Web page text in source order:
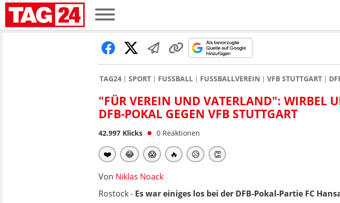
TAG24 SPORT FUSSBALL FUSSBALLVEREIN VFB STUTTGART
"FÜR VEREIN UND VATERLAND": WIRBEL
DFB-POKAL GEGEN VFB STUTTGART
42.997 Klicks 0 Reaktionen
❤️ 😂 😱 🔥 😥 👏
Von Niklas Noack
Rostock - Es war einiges los bei der DFB-Pokal-Partie FC